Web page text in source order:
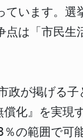
います。
は「市民
が掲げる子
化』を実現
の範囲で可